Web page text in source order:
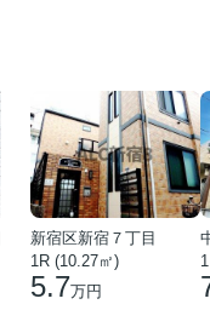
新宿区新宿７丁目
1R (10.27㎡)
5.7万円